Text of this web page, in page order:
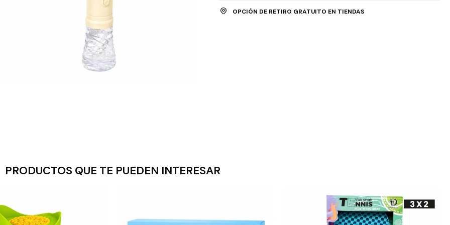
OPCIÓN DE RETIRO GRATUITO EN TIENDAS
PRODUCTOS QUE TE PUEDEN INTERESAR